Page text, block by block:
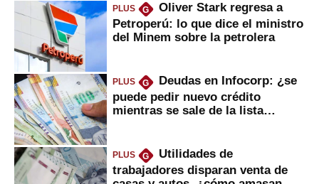
PLUS G
Oliver Stark regresa a
Petroperú: lo que dice el ministro
del Minem sobre la petrolera
PLUS G
Deudas en Infocorp: ¿se
puede pedir nuevo crédito
mientras se sale de la lista
PLUS G
Utilidades de
trabajadores disparan venta de